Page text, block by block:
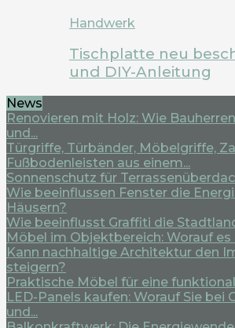
Handwerk
Tischplatte neu
und DIY-Anleitung
News
Renovieren mit Holz: Wie
und...
Türgriffe, Türbänder, Möbelgriffe,
Fußbodenleisten aus einem...
Sonnenschutz für
Wie beeinflussen Fenster die
Häusern?
Wie beeinflusst Graffiti die
Möbel im Objektbereich: Worauf es
Kann nachhaltige Architektur den
steigern?
Praktische Möbel für eine
LED-Panels kaufen: Worauf Sie bei
und...